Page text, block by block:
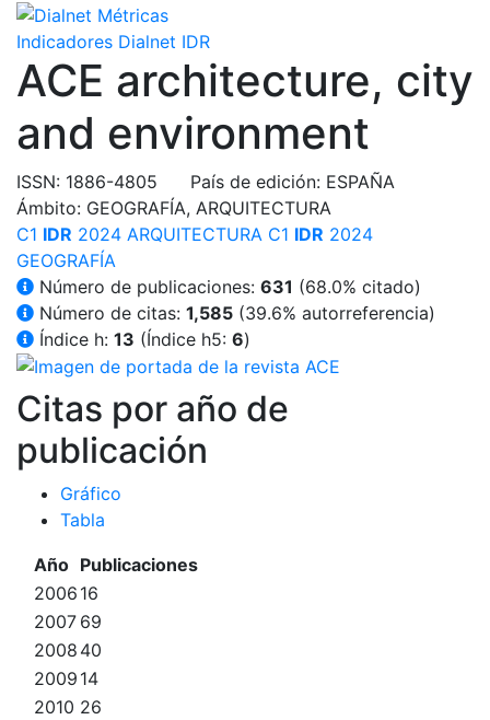
Indicadores Dialnet IDR
ACE architecture, city
and environment
ISSN: 1886-4805 País de edición: ESPAÑA
Ámbito: GEOGRAFÍA, ARQUITECTURA
C1 IDR 2024 ARQUITECTURA C1 IDR 2024
GEOGRAFÍA
Número de publicaciones: 631 (68.0% citado)
Número de citas: 1,585 (39.6% autorreferencia)
Índice h: 13 (Índice h5: 6)
Citas por año de
publicación
Gráfico
Tabla
Año Publicaciones
2006 16
2007 69
2008 40
2009 14
2010 26